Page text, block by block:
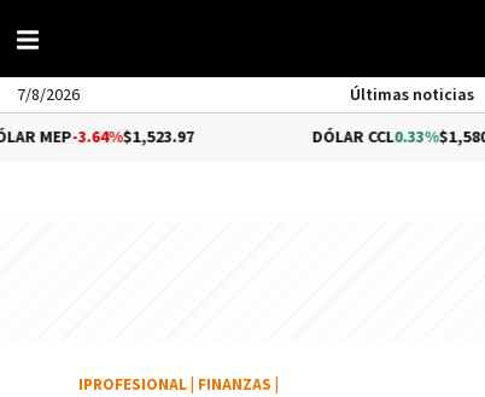
7/8/2026 Últimas noticias
$1,523.97 0.33%$1,580.75
IPROFESIONAL FINANZAS